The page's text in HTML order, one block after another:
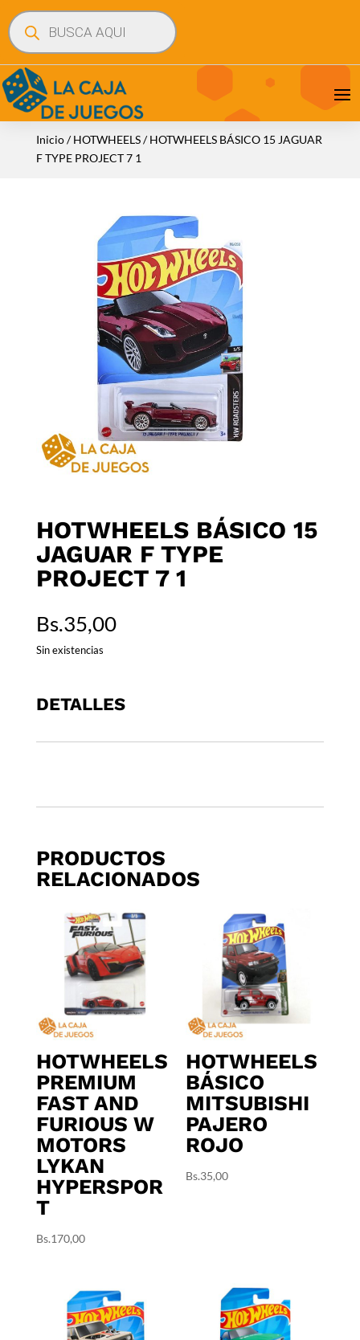
Búsqueda
de
productos
Inicio/HOTWHEELS/ HOTWHEELS BÁSICO 15 JAGUAR
F TYPE PROJECT 7 1
HOTWHEELS BÁSICO 15
JAGUAR F TYPE
PROJECT 7 1
Bs.35,00
Sin existencias
DETALLES
PRODUCTOS
RELACIONADOS
HOTWHEELS
PREMIUM
FAST AND
FURIOUS W
MOTORS
LYKAN
HYPERSPOR
T
Bs.170,00
HOTWHEELS
BÁSICO
MITSUBISHI
PAJERO
ROJO
Bs.35,00